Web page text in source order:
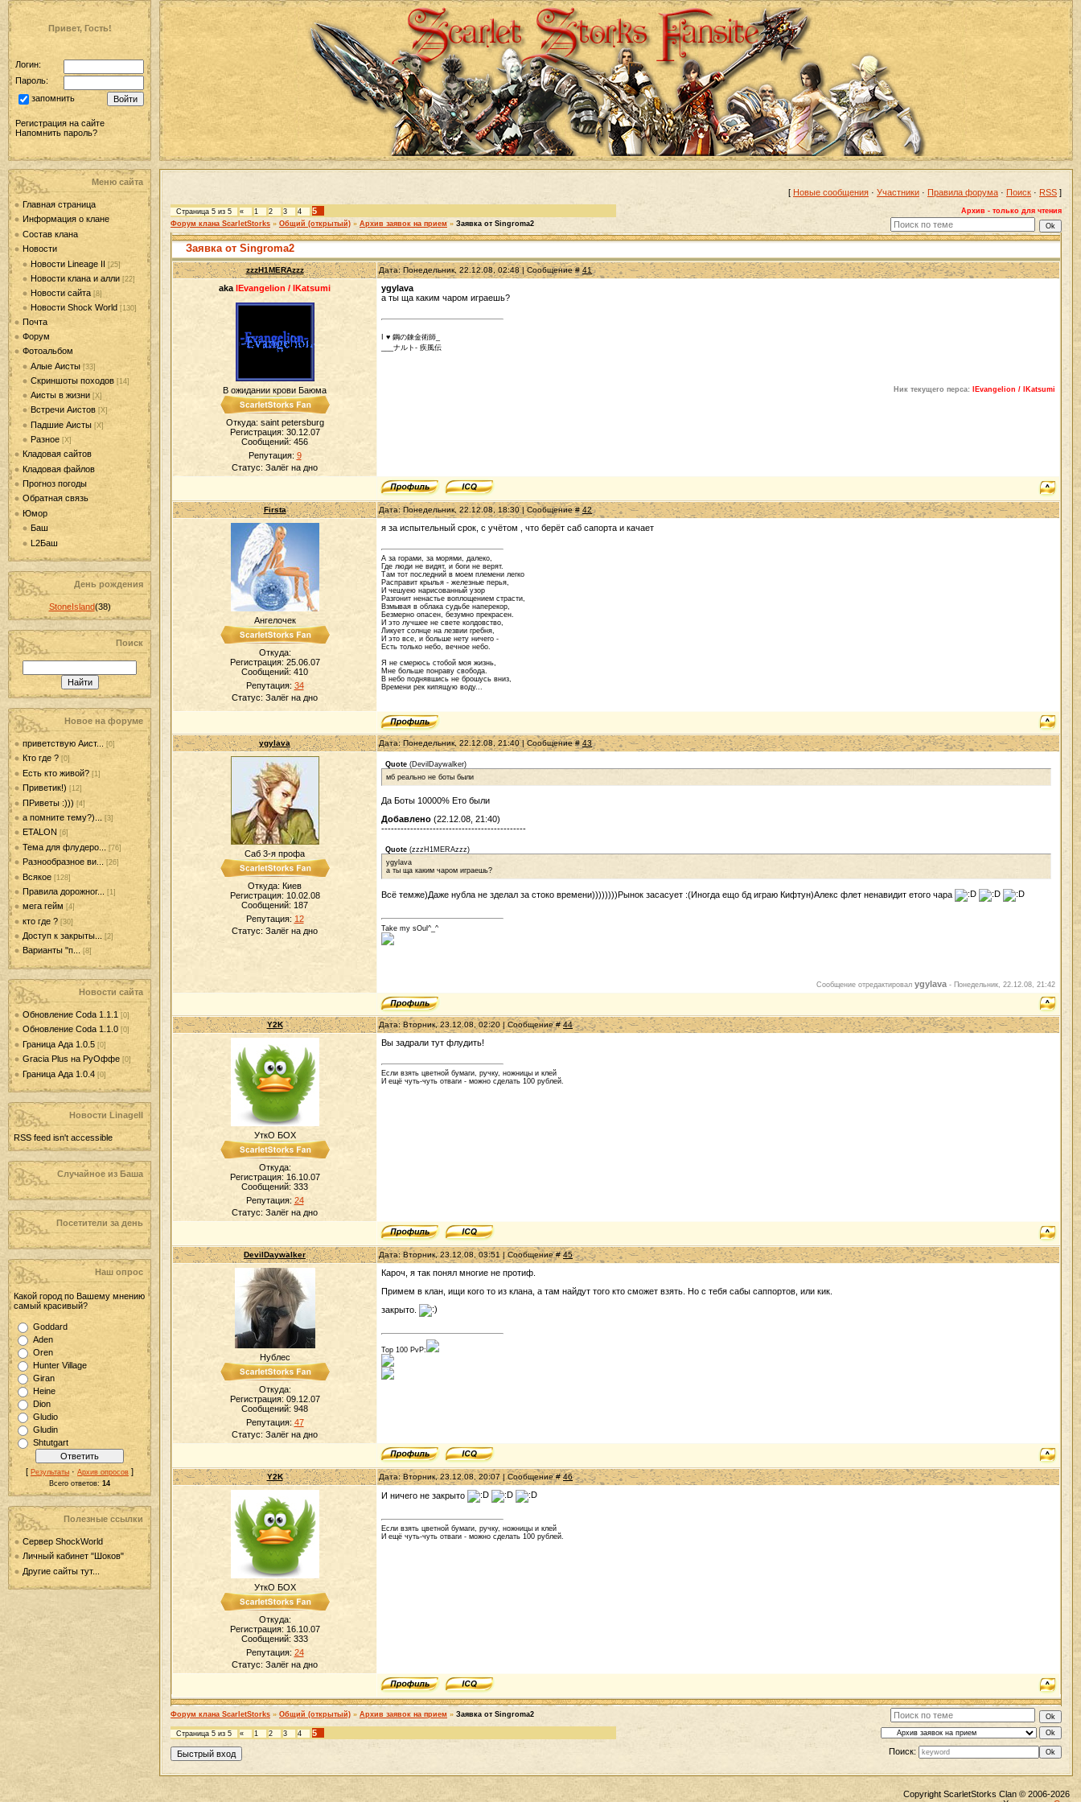
Привет, Гость!
Логин:
Пароль:
запомнить
Регистрация на сайте
Напомнить пароль?
Меню сайта
Главная страница
Информация о клане
Состав клана
Новости
Новости Lineage II [25]
Новости клана и алли [22]
Новости сайта [8]
Новости Shock World [130]
Почта
Форум
Фотоальбом
Алые Аисты [33]
Скриншоты походов [14]
Аисты в жизни [Х]
Встречи Аистов [Х]
Падшие Аисты [Х]
Разное [Х]
Кладовая сайтов
Кладовая файлов
Прогноз погоды
Обратная связь
Юмор
Баш
L2Баш
День рождения
StoneIsland(38)
Поиск
Новое на форуме
приветствую Аист... [0]
Кто где ? [0]
Есть кто живой? [1]
Приветик!) [12]
ПРиветы :))) [4]
а помните тему?)... [3]
ETALON [6]
Тема для флудеро... [76]
Разнообразное ви... [26]
Всякое [128]
Правила дорожног... [1]
мега гейм [4]
кто где ? [30]
Доступ к закрыты... [2]
Варианты "п... [8]
Новости сайта
Обновление Coda 1.1.1 [0]
Обновление Coda 1.1.0 [0]
Граница Ада 1.0.5 [0]
Gracia Plus на РуОффе [0]
Граница Ада 1.0.4 [0]
Новости LinageII
RSS feed isn't accessible
Случайное из Баша
Посетители за день
Наш опрос
Какой город по Вашему мнению
самый красивый?
Goddard
Aden
Oren
Hunter Village
Giran
Heine
Dion
Gludio
Gludin
Shtutgart
[ Результаты · Архив опросов ]
Всего ответов: 14
Полезные ссылки
Сервер ShockWorld
Личный кабинет "Шоков"
Другие сайты тут...
[ Новые сообщения · Участники · Правила форума · Поиск · RSS ]
Страница 5 из 5 « 1 2 3 4 5
Архив - только для чтения
Форум клана ScarletStorks » Общий (открытый) » Архив заявок на прием » Заявка от Singroma2
Заявка от Singroma2
zzzH1MERAzzz Дата: Понедельник, 22.12.08, 02:48 | Сообщение #41
aka lEvangelion / lKatsumi
В ожидании крови Баюма
Откуда: saint petersburg
Регистрация: 30.12.07
Сообщений:456
Репутация: 9
Статус: Залёг на дно
ygylava
а ты ща каким чаром играешь?
I ♥ 鋼の錬金術師_
___ナルト- 疾風伝
Ник текущего перса: lEvangelion / lKatsumi
Firsta Дата: Понедельник, 22.12.08, 18:30 | Сообщение #42
Ангелочек
Откуда:
Регистрация: 25.06.07
Сообщений: 410
Репутация: 34
Статус: Залёг на дно
я за испытельный срок, с учётом , что берёт саб сапорта и качает
А за горами, за морями, далеко,
Где люди не видят, и боги не верят.
Там тот последний в моем племени легко
Расправит крылья - железные перья,
И чешуею нарисованный узор
Разгонит ненастье воплощением страсти,
Взмывая в облака судьбе наперекор,
Безмерно опасен, безумно прекрасен.
И это лучшее не свете колдовство,
Ликует солнце на лезвии гребня,
И это все, и больше нету ничего -
Есть только небо, вечное небо.
Я не смерюсь стобой моя жизнь,
Мне больше понраву свобода.
В небо поднявшись не брошусь вниз,
Времени рек кипящую воду...
ygylava Дата: Понедельник, 22.12.08, 21:40 | Сообщение #43
Саб 3-я профа
Откуда: Киев
Регистрация: 10.02.08
Сообщений: 187
Репутация: 12
Статус: Залёг на дно
Quote (DevilDaywalker)
мб реально не боты были
Да Боты 10000% Ето были
Добавлено (22.12.08, 21:40)
---------------------------------------------
Quote (zzzH1MERAzzz)
ygylava
а ты ща каким чаром играешь?
Всё темже)Даже нубла не зделал за стоко времени))))))))Рынок засасует :(Иногда ещо бд играю Кифтун)Алекс флет ненавидит етого чара
Take my sOul^_^
Сообщение отредактировал ygylava - Понедельник, 22.12.08, 21:42
Y2K Дата: Вторник, 23.12.08, 02:20 | Сообщение #44
УткО БОХ
Откуда:
Регистрация: 16.10.07
Сообщений: 333
Репутация: 24
Статус: Залёг на дно
Вы задрали тут флудить!
Если взять цветной бумаги, ручку, ножницы и клей
И ещё чуть-чуть отваги - можно сделать 100 рублей.
DevilDaywalker Дата: Вторник, 23.12.08, 03:51 | Сообщение #45
Нублес
Откуда:
Регистрация: 09.12.07
Сообщений: 948
Репутация: 47
Статус: Залёг на дно
Кароч, я так понял многие не протиф.
Примем в клан, ищи кого то из клана, а там найдут того кто сможет взять. Но с тебя сабы саппортов, или кик.
закрыто.
Top 100 PvP:
Y2K Дата: Вторник, 23.12.08, 20:07 | Сообщение #46
УткО БОХ
Откуда:
Регистрация: 16.10.07
Сообщений: 333
Репутация: 24
Статус: Залёг на дно
И ничего не закрыто
Если взять цветной бумаги, ручку, ножницы и клей
И ещё чуть-чуть отваги - можно сделать 100 рублей.
Форум клана ScarletStorks » Общий (открытый) » Архив заявок на прием » Заявка от Singroma2
Страница 5 из 5 « 1 2 3 4
5
Поиск:
Copyright ScarletStorks Clan © 2006-2026